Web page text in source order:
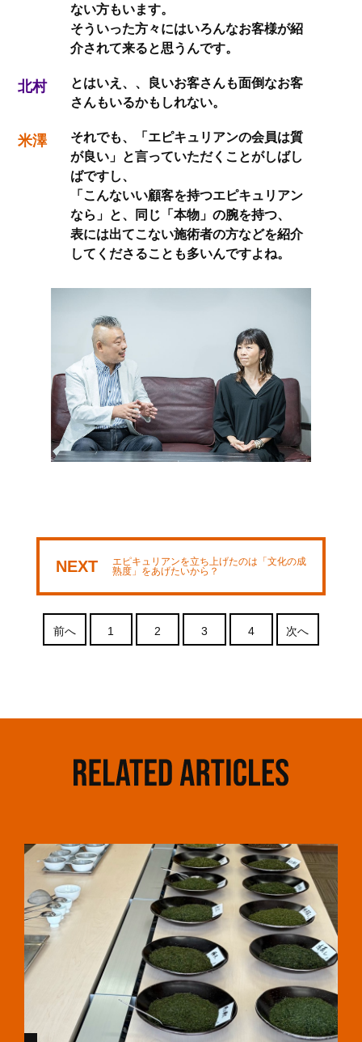
ない方もいます。
そういった方々にはいろんなお客様が紹
介されて来ると思うんです。
北村
とはいえ、、良いお客さんも面倒なお客
さんもいるかもしれない。
米澤
それでも、「エピキュリアンの会員は質
が良い」と言っていただくことがしばし
ばですし、
「こんないい顧客を持つエピキュリアン
なら」と、同じ「本物」の腕を持つ、
表には出てこない施術者の方などを紹介
してくださることも多いんですよね。
NEXT
エピキュリアンを立ち上げたのは「文化の成
熟度」をあげたいから？
前へ 1 2 3 4 次へ